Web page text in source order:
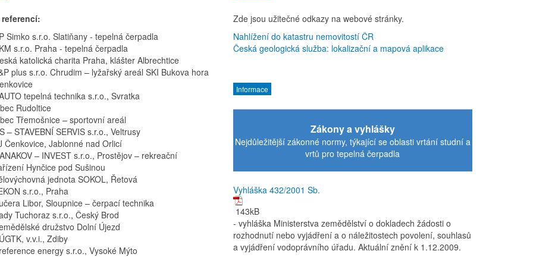
Simko s.r.o. Slatiňany - tepelná čerpadla
s.r.o. Praha - tepelná čerpadla
katolická charita Praha, klášter Albrechtice
plus s.r.o. Chrudim – lyžařský areál SKI Bukova hora
tepelná technika s.r.o., Svratka
Rudoltice
Třemošnice – sportovní areál
– STAVEBNÍ SERVIS s.r.o., Veltrusy
Čenkovice, Jablonné nad Orlicí
– INVEST s.r.o., Prostějov – rekreační
Hynčice pod Sušinou
jednota SOKOL, Řetová
s.r.o., Praha
Libor, Sloupnice – čerpací technika
Tuchoraz s.r.o., Český Brod
družstvo Dolní Újezd
v.v.i., Zdiby
energy s.r.o., Vysoké Mýto
Zde jsou užitečné odkazy na webové stránky.
Nahlížení do katastru nemovitostí ČR
Česká geologická služba: lokalizační a mapová aplikace
Informace
Zákony a vyhlášky
Nejdůležitější zákonné normy, týkající se oblasti vrtání studní a
vrtů pro tepelná čerpadla
Vyhláška 432/2001 Sb.
143kB
- vyhláška Ministerstva zemědělství o dokladech žádosti o
rozhodnutí nebo vyjádření a o náležitostech povolení, souhlasů
a vyjádření vodoprávního úřadu. Aktuální znění k 1.12.2009.